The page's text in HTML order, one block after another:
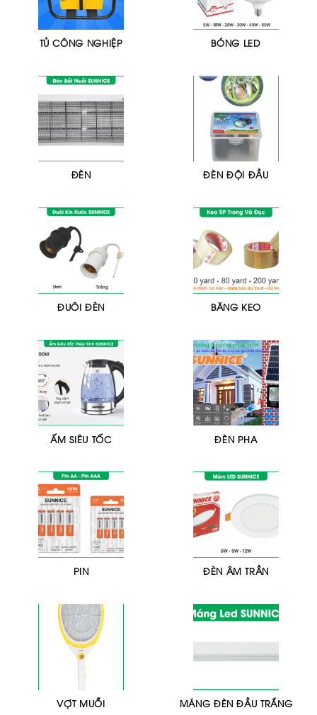
TỦ CÔNG NGHIỆP BÓNG LED
ĐÈN ĐÈN ĐỘI ĐẦU
ĐUÔI ĐÈN BĂNG KEO
ẤM SIÊU TỐC ĐÈN PHA
PIN ĐÈN ÂM TRẦN
VỢT MUỖI MÁNG ĐÈN ĐẦU TRẮNG